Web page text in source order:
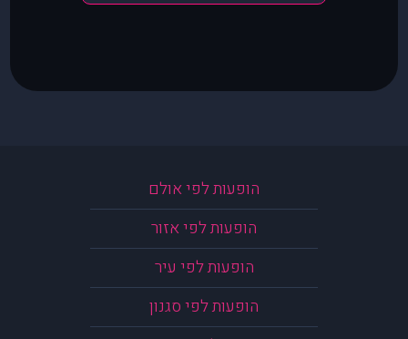
הופעות לפי אולם
הופעות לפי אזור
הופעות לפי עיר
הופעות לפי סגנון